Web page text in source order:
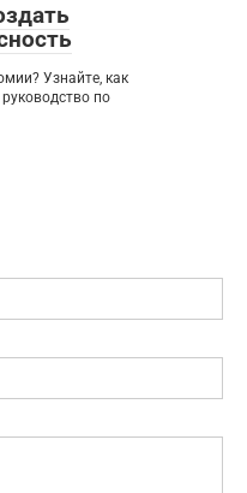
Узнайте, как
по